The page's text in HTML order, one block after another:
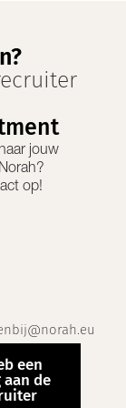
jouw
Norah?
op!
een
aan de